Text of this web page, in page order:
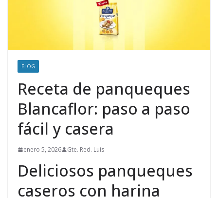
BLOG
Receta de panqueques
Blancaflor: paso a paso
fácil y casera
enero 5, 2026 Gte. Red. Luis
Deliciosos panqueques
caseros con harina